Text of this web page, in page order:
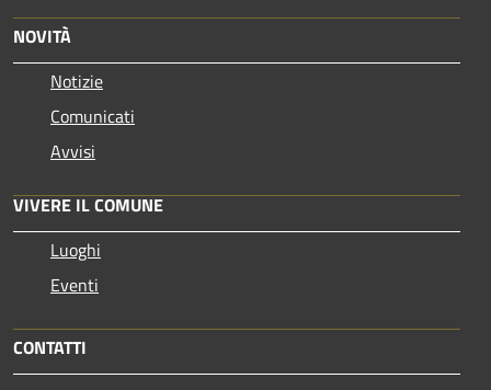
NOVITÀ
Notizie
Comunicati
Avvisi
VIVERE IL COMUNE
Luoghi
Eventi
CONTATTI